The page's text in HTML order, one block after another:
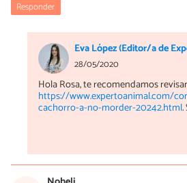
Responder
Eva López (Editor/a de
28/05/2020
Hola Rosa, te recomendamos
https://www.expertoanimal.com/
cachorro-a-no-morder-20242.html.